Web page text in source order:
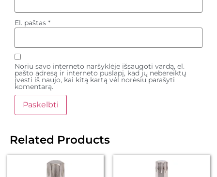
El. paštas *
Noriu savo interneto naršyklėje išsaugoti vardą, el.
pašto adresą ir interneto puslapį, kad jų nebereiktų
įvesti iš naujo, kai kitą kartą vėl norėsiu parašyti
komentarą.
Related Products